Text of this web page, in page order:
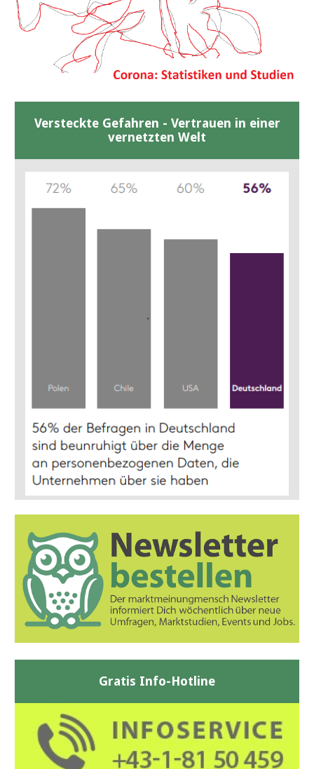
Versteckte Gefahren - Vertrauen in einer
vernetzten Welt
Gratis Info-Hotline